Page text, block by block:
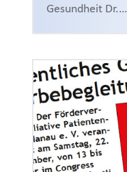
Gesundheit Dr.…